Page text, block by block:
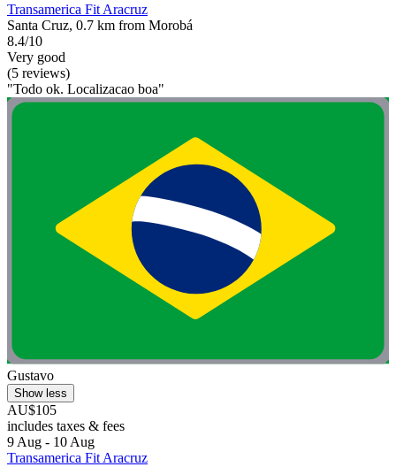
Transamerica Fit Aracruz
Santa Cruz, 0.7 km from Morobá
8.4/10
Very good
(5 reviews)
"Todo ok. Localizacao boa"
Gustavo
Show less
AU$105
includes taxes & fees
9 Aug - 10 Aug
Transamerica Fit Aracruz